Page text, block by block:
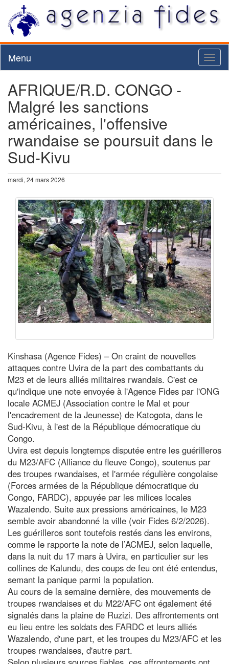
Menu
AFRIQUE/R.D. CONGO -
Malgré les sanctions
américaines, l'offensive
rwandaise se poursuit dans le
Sud-Kivu
mardi, 24 mars 2026
Kinshasa (Agence Fides) – On craint de nouvelles
attaques contre Uvira de la part des combattants du
M23 et de leurs alliés militaires rwandais. C'est ce
qu'indique une note envoyée à l'Agence Fides par l'ONG
locale ACMEJ (Association contre le Mal et pour
l'encadrement de la Jeunesse) de Katogota, dans le
Sud-Kivu, à l'est de la République démocratique du
Congo.
Uvira est depuis longtemps disputée entre les guérilleros
du M23/AFC (Alliance du fleuve Congo), soutenus par
des troupes rwandaises, et l'armée régulière congolaise
(Forces armées de la République démocratique du
Congo, FARDC), appuyée par les milices locales
Wazalendo. Suite aux pressions américaines, le M23
semble avoir abandonné la ville (voir Fides 6/2/2026).
Les guérilleros sont toutefois restés dans les environs,
comme le rapporte la note de l’ACMEJ, selon laquelle,
dans la nuit du 17 mars à Uvira, en particulier sur les
collines de Kalundu, des coups de feu ont été entendus,
semant la panique parmi la population.
Au cours de la semaine dernière, des mouvements de
troupes rwandaises et du M22/AFC ont également été
signalés dans la plaine de Ruzizi. Des affrontements ont
eu lieu entre les soldats des FARDC et leurs alliés
Wazalendo, d'une part, et les troupes du M23/AFC et les
troupes rwandaises, d'autre part.